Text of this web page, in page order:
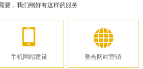
要，我们刚好有这样的服务
手机网站建设 整合网站营销